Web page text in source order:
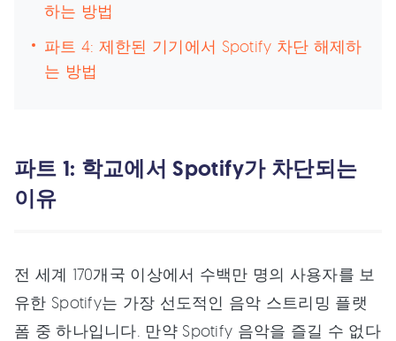
하는 방법
파트 4: 제한된 기기에서 Spotify 차단 해제하
는 방법
파트 1: 학교에서 Spotify가 차단되는
이유
전 세계 170개국 이상에서 수백만 명의 사용자를 보
유한 Spotify는 가장 선도적인 음악 스트리밍 플랫
폼 중 하나입니다. 만약 Spotify 음악을 즐길 수 없다